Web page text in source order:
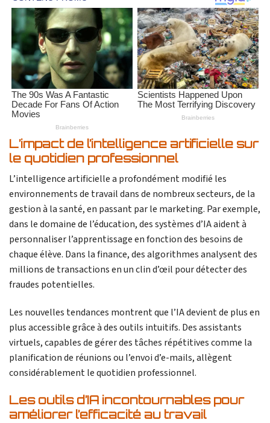
L’impact de l’intelligence artificielle sur
le quotidien professionnel
L’intelligence artificielle a profondément modifié les
environnements de travail dans de nombreux secteurs, de la
gestion à la santé, en passant par le marketing. Par exemple,
dans le domaine de l’éducation, des systèmes d’IA aident à
personnaliser l’apprentissage en fonction des besoins de
chaque élève. Dans la finance, des algorithmes analysent des
millions de transactions en un clin d’œil pour détecter des
fraudes potentielles.
Les nouvelles tendances montrent que l’IA devient de plus en
plus accessible grâce à des outils intuitifs. Des assistants
virtuels, capables de gérer des tâches répétitives comme la
planification de réunions ou l’envoi d’e-mails, allègent
considérablement le quotidien professionnel.
Les outils d’IA incontournables pour
améliorer l’efficacité au travail